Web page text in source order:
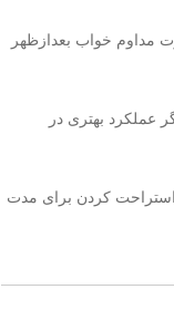
که به صورت مداوم خواب بعدازظهر
عملکرد بهتری در
کردن برای مدت